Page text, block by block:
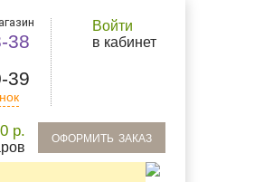
38
39
Войти
в кабинет
0 р. oформить заказ